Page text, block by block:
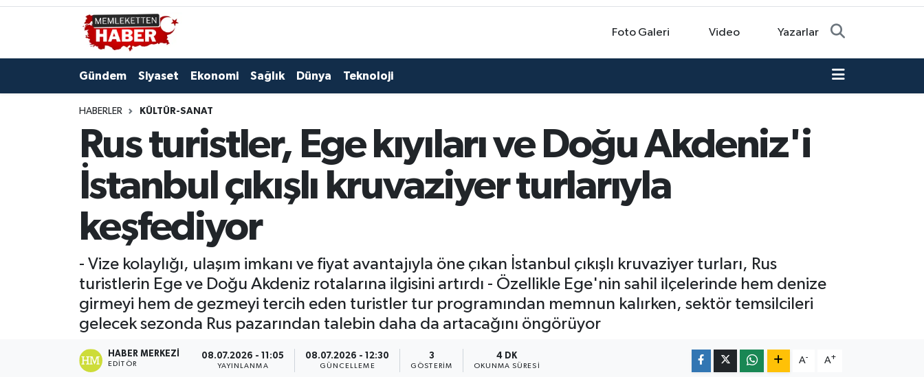
Foto Galeri Video Yazarlar
Gündem Siyaset Ekonomi Sağlık Dünya Teknoloji
HABERLER KÜLTÜR-SANAT
Rus turistler, Ege kıyıları ve Doğu Akdeniz'i
İstanbul çıkışlı kruvaziyer turlarıyla
keşfediyor
- Vize kolaylığı, ulaşım imkanı ve fiyat avantajıyla öne çıkan İstanbul çıkışlı kruvaziyer turları, Rus
turistlerin Ege ve Doğu Akdeniz rotalarına ilgisini artırdı - Özellikle Ege'nin sahil ilçelerinde hem denize
girmeyi hem de gezmeyi tercih eden turistler tur programından memnun kalırken, sektör temsilcileri
gelecek sezonda Rus pazarından talebin daha da artacağını öngörüyor
HABER MERKEZI
EDITÖR
08.07.2026 - 11:05
YAYINLANMA
08.07.2026 - 12:30
GÜNCELLEME
3
GÖSTERIM
4 DK
OKUNMA SÜRESI
A- A+